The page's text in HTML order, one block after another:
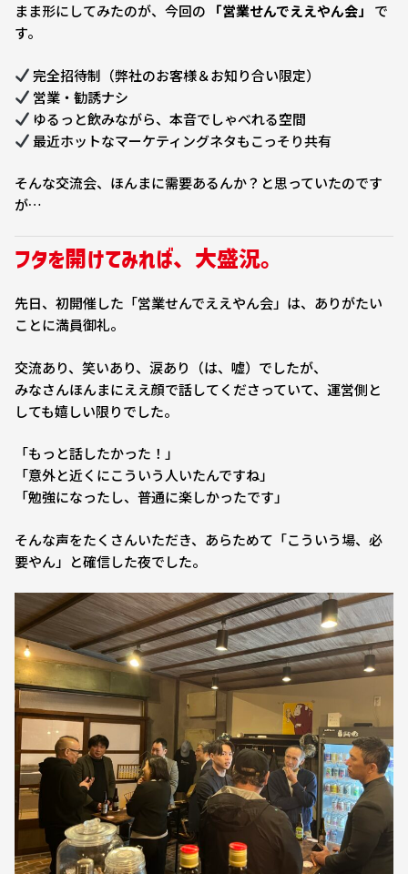
まま形にしてみたのが、今回の
「営業せんでええやん会」
で
す。
完全招待制（弊社のお客様＆お知り合い限定）
営業・勧誘ナシ
ゆるっと飲みながら、本音でしゃべれる空間
最近ホットなマーケティングネタもこっそり共有
そんな交流会、ほんまに需要あるんか？と思っていたのです
が…
フタを開けてみれば、大盛況。
先日、初開催した「営業せんでええやん会」は、ありがたい
ことに満員御礼。
交流あり、笑いあり、涙あり（は、嘘）でしたが、
みなさんほんまにええ顔で話してくださっていて、運営側と
しても嬉しい限りでした。
「もっと話したかった！」
「意外と近くにこういう人いたんですね」
「勉強になったし、普通に楽しかったです」
そんな声をたくさんいただき、あらためて「こういう場、必
要やん」と確信した夜でした。